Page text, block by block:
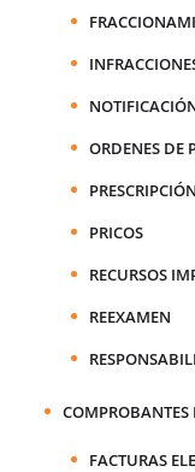
ORDENES DE
PRESCRIPCIÓN
PRICOS
RECURSOS
REEXAMEN
COMPROBANTES
FACTURAS